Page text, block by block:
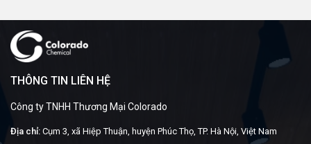
THÔNG TIN LIÊN HỆ
Công ty TNHH Thương Mại Colorado
Địa chỉ: Cụm 3, xã Hiệp Thuận, huyện Phúc Thọ, TP. Hà Nội, Việt Nam